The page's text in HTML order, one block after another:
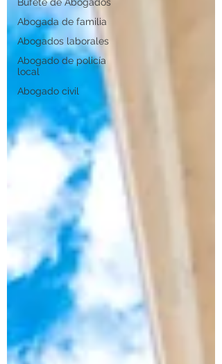
Abogada de familia
Abogados laborales
Abogado de policía
local
Abogado civil